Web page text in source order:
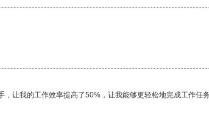
让我的工作效率提高了50%，让我能够更轻松地完成工作任务